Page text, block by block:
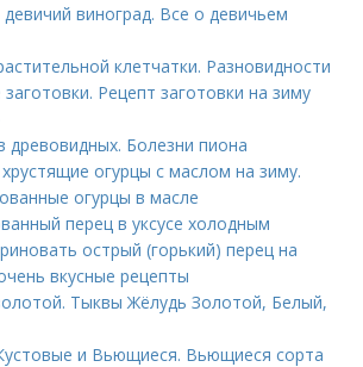
девичий виноград. Все о девичьем
клетчатки. Разновидности
Рецепт заготовки на зиму
древовидных. Болезни пиона
огурцы с маслом на зиму.
огурцы в масле
перец в уксусе холодным
острый (горький) перец на
вкусные рецепты
Тыквы Жёлудь Золотой, Белый,
и Вьющиеся. Вьющиеся сорта